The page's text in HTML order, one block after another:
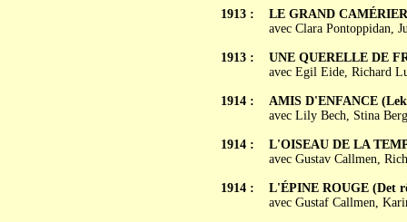
1913 :
1913 :
1914 :
1914 :
1914 :
LE GRAND
avec Clara Pontoppidan,
UNE QUERELLE DE
avec Egil Eide, Richard
AMIS D'ENFANCE
avec Lily Bech, Stina
L'OISEAU DE LA
avec Gustav Callmen,
L'ÉPINE ROUGE (Det
avec Gustaf Callmen,